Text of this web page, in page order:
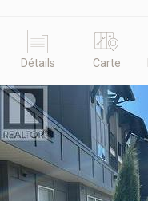
Détails Carte